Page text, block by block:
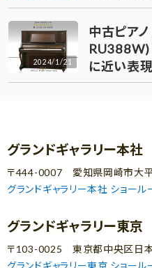
2024/1/21
中古ピア
RU388W)
に近い表
グランドギャラリー本社
〒444-0007 愛知県岡崎市大平
グランドギャラリー本社 ショー
グランドギャラリー東京
〒103-0025 東京都中央区日本
グランドギャラリー東京 ショー